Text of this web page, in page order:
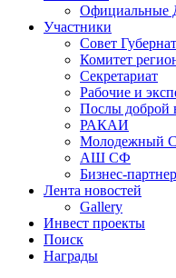
Официальные
Участники
Совет
Комитет
Секретариат
Рабочие и
Послы доброй
РАКАИ
Молодежный
АШ СФ
Бизнес-
Лента новостей
Gallery
Инвест проекты
Поиск
Награды